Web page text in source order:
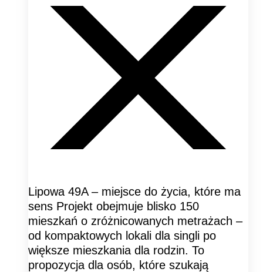
Lipowa 49A – miejsce do życia, które ma
sens Projekt obejmuje blisko 150
mieszkań o zróżnicowanych metrażach –
od kompaktowych lokali dla singli po
większe mieszkania dla rodzin. To
propozycja dla osób, które szukają